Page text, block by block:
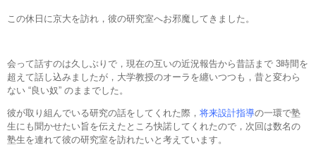
この休日に京大を訪れ，彼の研究室へお邪魔してきました。
会って話すのは久しぶりで，現在の互いの近況報告から昔話まで 3時間を
超えて話し込みましたが，大学教授のオーラを纏いつつも，昔と変わら
ない “良い奴” のままでした。
彼が取り組んでいる研究の話をしてくれた際， 将来設計指導の一環で塾
生にも聞かせたい旨を伝えたところ快諾してくれたので，次回は数名の
塾生を連れて彼の研究室を訪れたいと考えています。